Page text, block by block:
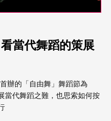
當代舞蹈的策展
辦的「自由舞」舞蹈節為
當代舞蹈之難，也思索如何按